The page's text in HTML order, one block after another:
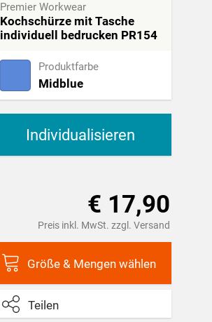
Premier Workwear
Kochschürze mit Tasche
individuell bedrucken PR154
Produktfarbe
Midblue
Individualisieren
€ 17,90
Preis inkl. MwSt. zzgl. Versand
Größe & Mengen wählen
Teilen